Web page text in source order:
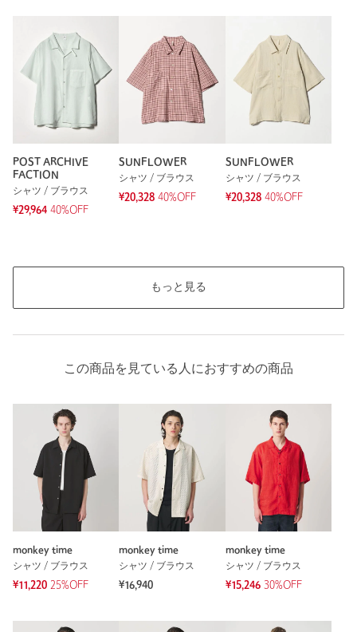
POST ARCHIVE
FACTION
シャツ / ブラウス
¥29,964 40%OFF
SUNFLOWER
シャツ / ブラウス
¥20,328 40%OFF
SUNFLOWER
シャツ / ブラウス
¥20,328 40%OFF
もっと見る
この商品を見ている人におすすめの商品
monkey time
シャツ / ブラウス
¥11,220 25%OFF
monkey time
シャツ / ブラウス
¥16,940
monkey time
シャツ / ブラウス
¥15,246 30%OFF